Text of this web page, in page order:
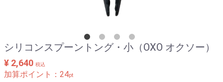
シリコンスプーントング・小（OXO オクソー）
¥ 2,640 税込
加算ポイント： 24pt